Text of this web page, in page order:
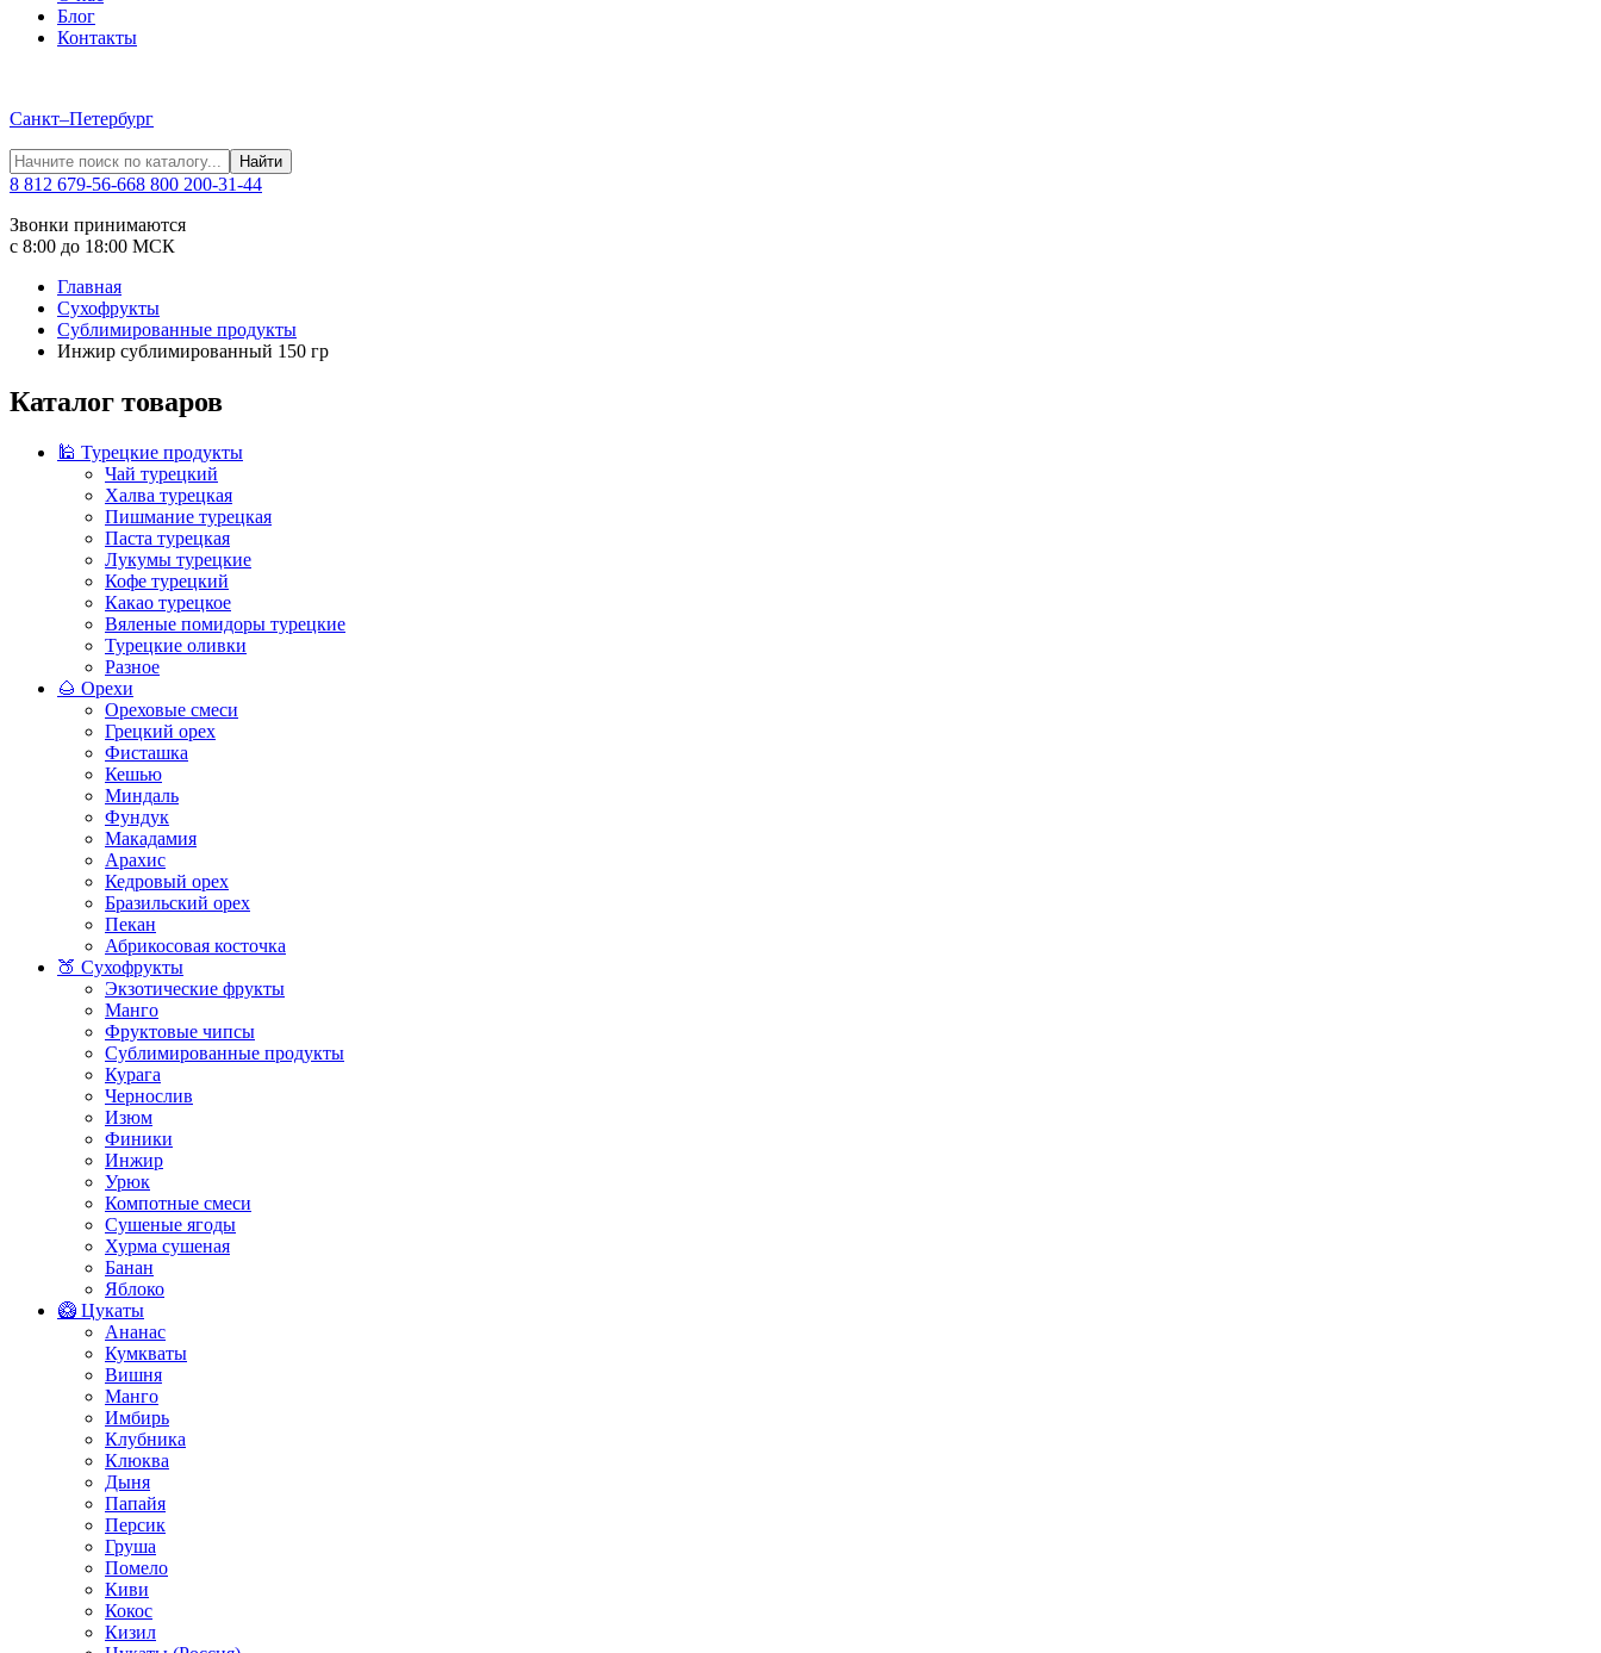
Блог
Контакты
Санкт–Петербург
Найти
8 812 679-56-668 800 200-31-44
Звонки принимаются
с 8:00 до 18:00 МСК
Главная
Сухофрукты
Сублимированные продукты
Инжир сублимированный 150 гр
Каталог товаров
🕌 Турецкие продукты
Чай турецкий
Халва турецкая
Пишмание турецкая
Паста турецкая
Лукумы турецкие
Кофе турецкий
Какао турецкое
Вяленые помидоры турецкие
Турецкие оливки
Разное
🌰 Орехи
Ореховые смеси
Грецкий орех
Фисташка
Кешью
Миндаль
Фундук
Макадамия
Арахис
Кедровый орех
Бразильский орех
Пекан
Абрикосовая косточка
🍑 Сухофрукты
Экзотические фрукты
Манго
Фруктовые чипсы
Сублимированные продукты
Курага
Чернослив
Изюм
Финики
Инжир
Урюк
Компотные смеси
Сушеные ягоды
Хурма сушеная
Банан
Яблоко
🥝 Цукаты
Ананас
Кумкваты
Вишня
Манго
Имбирь
Клубника
Клюква
Дыня
Папайя
Персик
Груша
Помело
Киви
Кокос
Кизил